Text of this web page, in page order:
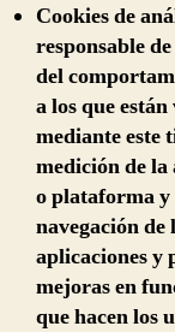
Cookies de
responsable
del
a los que
mediante este
medición de
o plataforma y
navegación de
aplicaciones y
mejoras en
que hacen los